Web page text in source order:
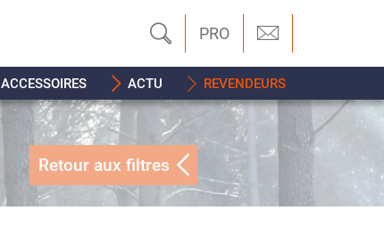
PRO
ACCESSOIRES ACTU REVENDEURS
Retour aux filtres